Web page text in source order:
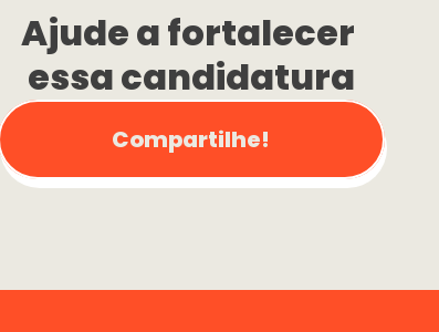
Ajude a fortalecer
essa candidatura
Compartilhe!